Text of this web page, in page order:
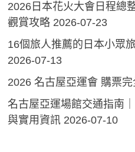
2026日本花火大會日程總
觀賞攻略 2026-07-23
16個旅人推薦的日本小眾
2026-07-13
2026 名古屋亞運會 購票完
名古屋亞運場館交通指南
與實用資訊 2026-07-10